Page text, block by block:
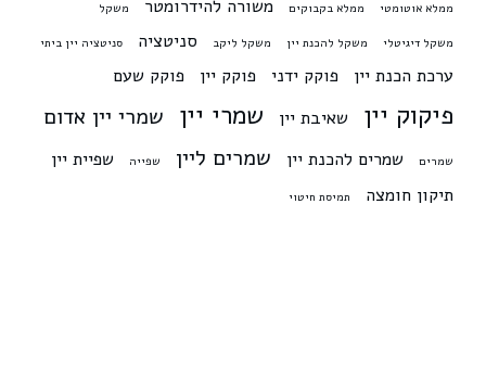
ממלא אוטומטי ממלא בקבוקים משורה להידרומטר משקל
משקל דיגיטלי משקל להכנת יין משקל ליקב סניטציה סניטציה יין ביתי
ערכת הכנת יין פוקק ידני פוקק יין פוקק שעם
פיקוק יין שאיבת יין שמרי יין שמרי יין אדום
שמרים שמרים להכנת יין שמרים ליין שפייה
שפיית יין
תיקון חומצה
תמיסת חיטוי